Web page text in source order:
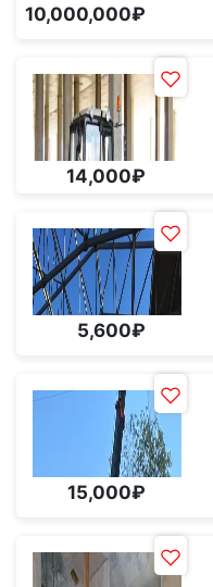
10,000,000₽
14,000₽
5,600₽
15,000₽